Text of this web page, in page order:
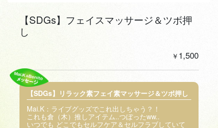
【SDGs】フェイスマッサージ＆ツボ押
し
￥ 1,500
【SDGs】リラック素フェイ素マッサージ＆ツボ押し
Mai.K：ライブグッズでこれ出しちゃう？！
これも倉（木）推しアイテム..つぼったww..
いつでも どこでもセルフケア＆セルフラブしていて